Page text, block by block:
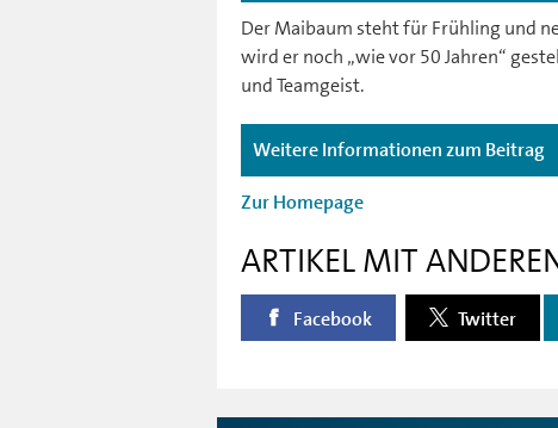
Der Maibaum steht für Frühling und
wird er noch „wie vor 50 Jahren“
und Teamgeist.
Weitere Informationen zum Beitrag
Zur Homepage
ARTIKEL MIT
Facebook Twitter